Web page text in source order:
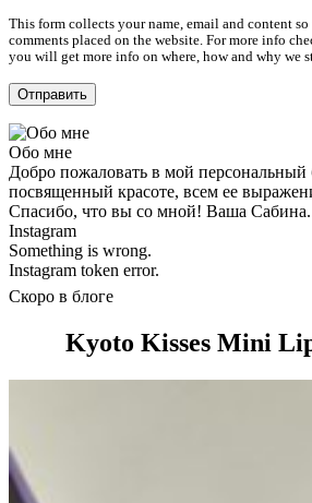
This form collects your name, email and content
comments placed on the website. For more info
you will get more info on where, how and why we
Обо мне
Добро пожаловать в мой персональный
посвященный красоте, всем ее
Спасибо, что вы со мной! Ваша Сабина.
Instagram
Something is wrong.
Instagram token error.
Скоро в блоге
Kyoto Kisses Mini